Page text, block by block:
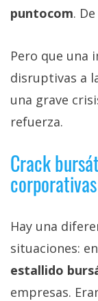
puntocom.
Pero que una
disruptivas a
una grave
refuerza.
Crack
corporativas
Hay una
situaciones:
estallido
empresas.